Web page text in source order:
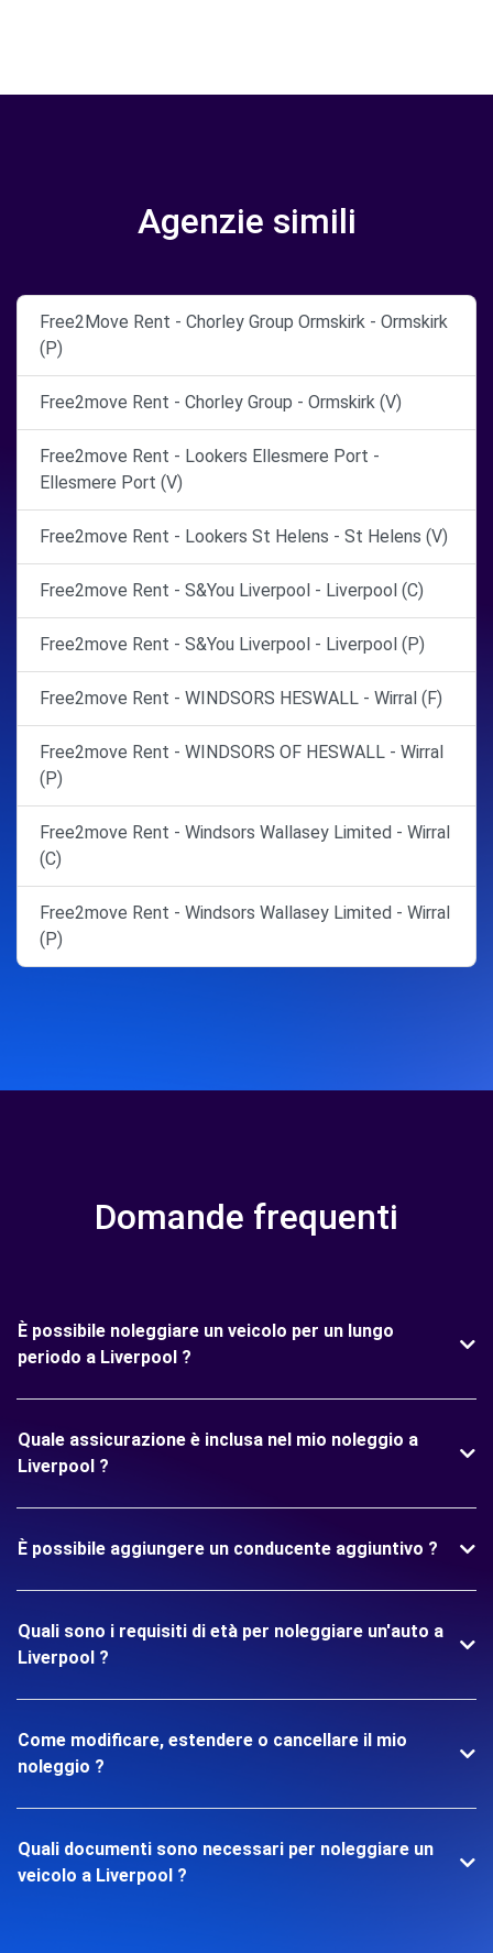
Agenzie simili
Free2Move Rent - Chorley Group Ormskirk - Ormskirk
(P)
Free2move Rent - Chorley Group - Ormskirk (V)
Free2move Rent - Lookers Ellesmere Port -
Ellesmere Port (V)
Free2move Rent - Lookers St Helens - St Helens (V)
Free2move Rent - S&You Liverpool - Liverpool (C)
Free2move Rent - S&You Liverpool - Liverpool (P)
Free2move Rent - WINDSORS HESWALL - Wirral (F)
Free2move Rent - WINDSORS OF HESWALL - Wirral
(P)
Free2move Rent - Windsors Wallasey Limited - Wirral
(C)
Free2move Rent - Windsors Wallasey Limited - Wirral
(P)
Domande frequenti
È possibile noleggiare un veicolo per un lungo
periodo a Liverpool ?
Quale assicurazione è inclusa nel mio noleggio a
Liverpool ?
È possibile aggiungere un conducente aggiuntivo ?
Quali sono i requisiti di età per noleggiare un'auto a
Liverpool ?
Come modificare, estendere o cancellare il mio
noleggio ?
Quali documenti sono necessari per noleggiare un
veicolo a Liverpool ?